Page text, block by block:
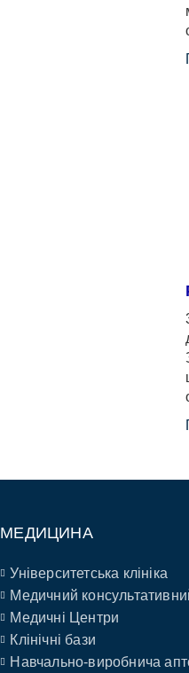
МЕДИЦИНА
Університетська клініка
Медичний
Медичні Центри
Клінічні бази
Навчально-виробнича